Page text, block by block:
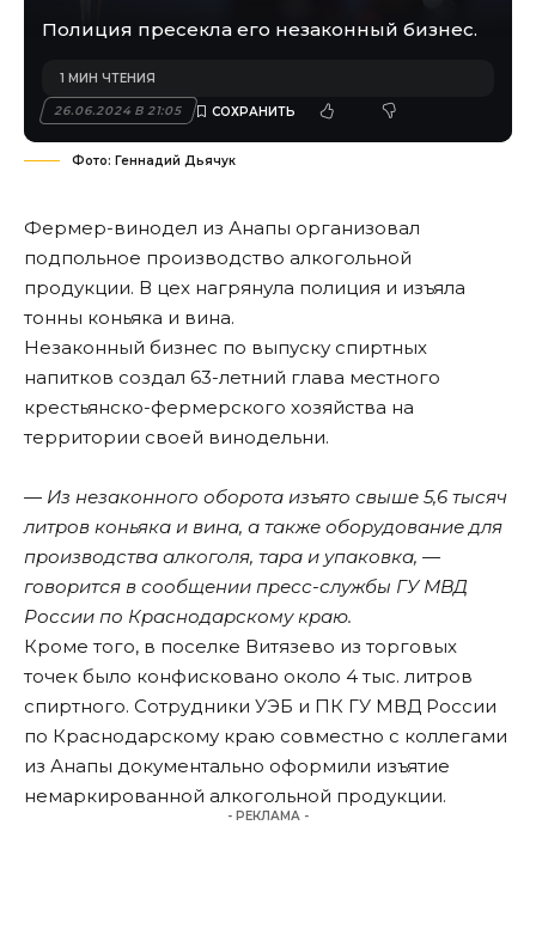
Полиция пресекла его незаконный бизнес.
26.06.2024 В 21:05
1 МИН ЧТЕНИЯ
Фото: Геннадий Дьячук
Фермер-винодел из Анапы организовал
подпольное производство алкогольной
продукции. В цех нагрянула полиция и изъяла
тонны коньяка и вина.
Незаконный бизнес по выпуску спиртных
напитков создал 63-летний глава местного
крестьянско-фермерского хозяйства на
территории своей винодельни.
— Из незаконного оборота изъято свыше 5,6 тысяч
литров коньяка и вина, а также оборудование для
производства алкоголя, тара и упаковка, —
говорится в сообщении пресс-службы ГУ МВД
России по Краснодарскому краю.
Кроме того, в поселке Витязево из торговых
точек было конфисковано около 4 тыс. литров
спиртного. Сотрудники УЭБ и ПК ГУ МВД России
по Краснодарскому краю совместно с коллегами
из Анапы документально оформили изъятие
немаркированной алкогольной продукции.
- РЕКЛАМА -